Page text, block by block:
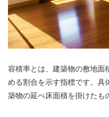
容積率とは、建築物の敷地面
める割合を示す指標です。具
築物の延べ床面積を掛けたも